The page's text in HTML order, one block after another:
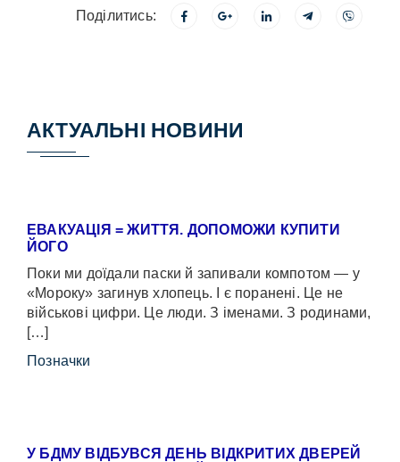
Поділитись:
АКТУАЛЬНІ НОВИНИ
ЕВАКУАЦІЯ = ЖИТТЯ. ДОПОМОЖИ КУПИТИ
ЙОГО
Поки ми доїдали паски й запивали компотом — у
«Мороку» загинув хлопець. І є поранені. Це не
військові цифри. Це люди. З іменами. З родинами,
[…]
Позначки
У БДМУ ВІДБУВСЯ ДЕНЬ ВІДКРИТИХ ДВЕРЕЙ